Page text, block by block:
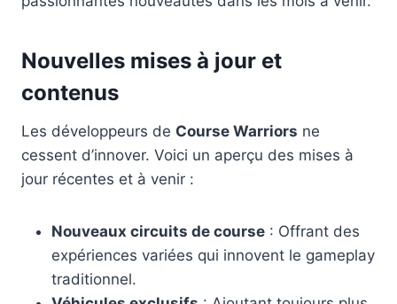
Nouvelles mises à jour et
contenus
Les développeurs de Course Warriors ne
cessent d’innover. Voici un aperçu des mises à
jour récentes et à venir :
Nouveaux circuits de course : Offrant des
expériences variées qui innovent le gameplay
traditionnel.